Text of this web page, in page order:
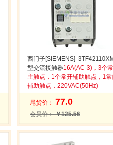
西门子[SIEMENS]
型交流接触器16A(AC-3)，3个
主触点，1个常开辅助触点，1
辅助触点，220VAC(50Hz)
尾货价： 77.0
会员价：￥125.56